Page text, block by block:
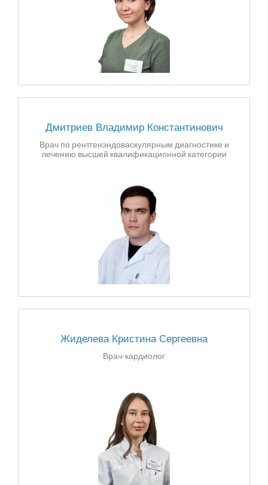
Дмитриев Владимир Константинович
Врач по рентгенэндоваскулярным диагностике и
лечению высшей квалификационной категории
Жиделева Кристина Сергеевна
Врач-кардиолог